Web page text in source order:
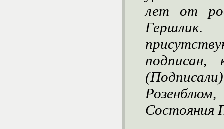
лет от
подписан,
Состояния